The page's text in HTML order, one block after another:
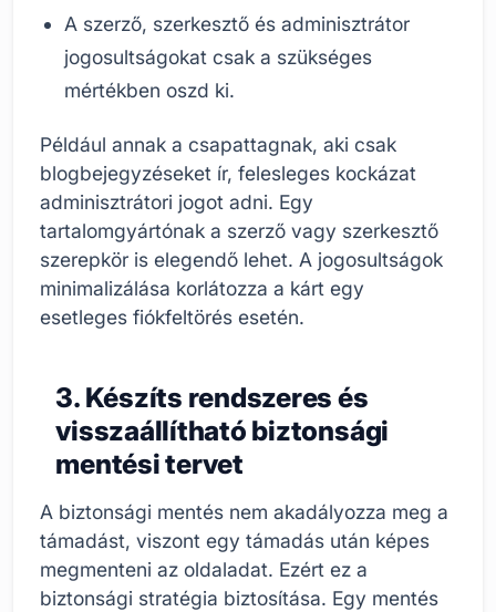
A szerző, szerkesztő és adminisztrátor
jogosultságokat csak a szükséges
mértékben oszd ki.
Például annak a csapattagnak, aki csak
blogbejegyzéseket ír, felesleges kockázat
adminisztrátori jogot adni. Egy
tartalomgyártónak a szerző vagy szerkesztő
szerepkör is elegendő lehet. A jogosultságok
minimalizálása korlátozza a kárt egy
esetleges fiókfeltörés esetén.
3. Készíts rendszeres és
visszaállítható biztonsági
mentési tervet
A biztonsági mentés nem akadályozza meg a
támadást, viszont egy támadás után képes
megmenteni az oldaladat. Ezért ez a
biztonsági stratégia biztosítása. Egy mentés